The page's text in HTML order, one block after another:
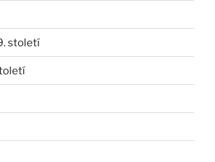
století